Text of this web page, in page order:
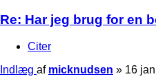
Re: Har jeg brug for en
Citer
Indlæg af micknudsen » 16